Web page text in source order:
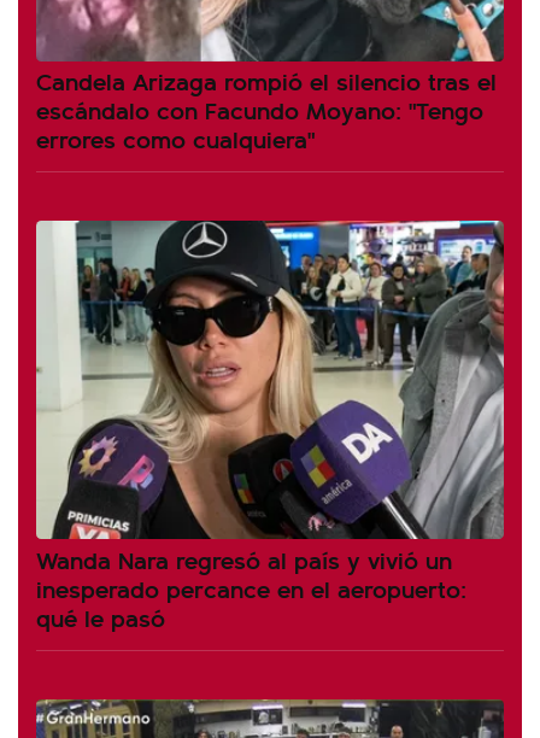
Candela Arizaga rompió el silencio tras el
escándalo con Facundo Moyano: "Tengo
errores como cualquiera"
Wanda Nara regresó al país y vivió un
inesperado percance en el aeropuerto:
qué le pasó